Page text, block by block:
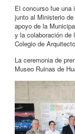
El concurso fue una
junto al Ministerio
apoyo de la
y la colaboración de
Colegio de
La ceremonia de
Museo Ruinas de